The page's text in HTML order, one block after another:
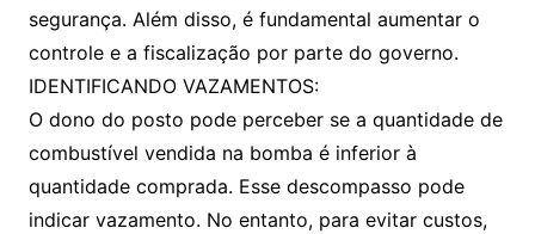
segurança. Além disso, é fundamental aumentar o
controle e a fiscalização por parte do governo.
IDENTIFICANDO VAZAMENTOS:
O dono do posto pode perceber se a quantidade de
combustível vendida na bomba é inferior à
quantidade comprada. Esse descompasso pode
indicar vazamento. No entanto, para evitar custos,